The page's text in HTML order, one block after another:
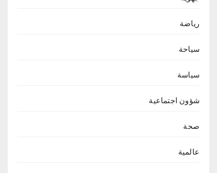
رياضة
سياحة
سياسة
شؤون اجتماعية
صحة
عالمية